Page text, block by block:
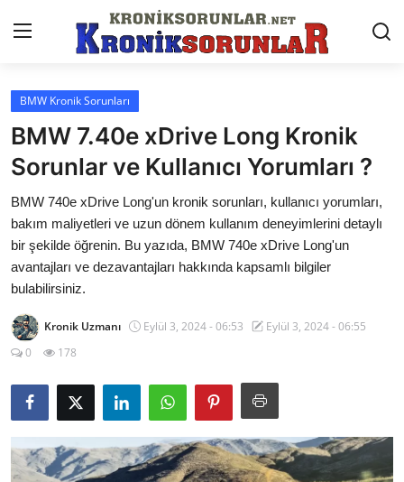
Anasayfa
Markalar
İletişim
Trafik & Cezalar
Sigorta & Kasko
Vergi & ÖTV & MTV
Muayene & Ruhsat
Sorgulamalar
İkinci El & Alım-Satım
Bakım & Arıza Çözümleri
BMW Kronik Sorunları
BMW 7.40e xDrive Long Kronik
Sorunlar ve Kullanıcı Yorumları ?
BMW 740e xDrive Long'un kronik sorunları, kullanıcı yorumları,
bakım maliyetleri ve uzun dönem kullanım deneyimlerini detaylı
bir şekilde öğrenin. Bu yazıda, BMW 740e xDrive Long'un
avantajları ve dezavantajları hakkında kapsamlı bilgiler
bulabilirsiniz.
Kronik Uzmanı Eylül 3, 2024 - 06:53
Eylül 3, 2024 - 06:55
0
178